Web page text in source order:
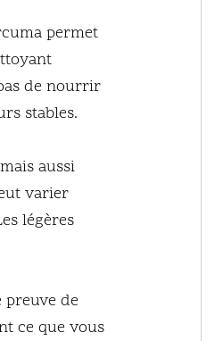
permet
de nourrir
stables.
aussi
varier
légères
de
ce que vous